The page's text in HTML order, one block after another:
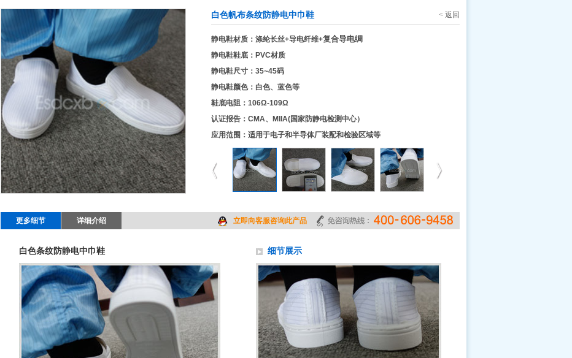
白色帆布条纹防静电中巾鞋 < 返回
静电鞋材质：涤纶长丝+导电纤维+复合导电绸
静电鞋鞋底：PVC材质
静电鞋尺寸：35~45码
静电鞋颜色：白色、蓝色等
鞋底电阻 ：106Ω-109Ω
认证报告：CMA、MIIA(国家防静电检测中心）
应用范围：适用于电子和半导体厂装配和检验区域等
更多细节 详细介绍 立即向客服咨询此产品
白色条纹防静电中巾鞋 细节展示